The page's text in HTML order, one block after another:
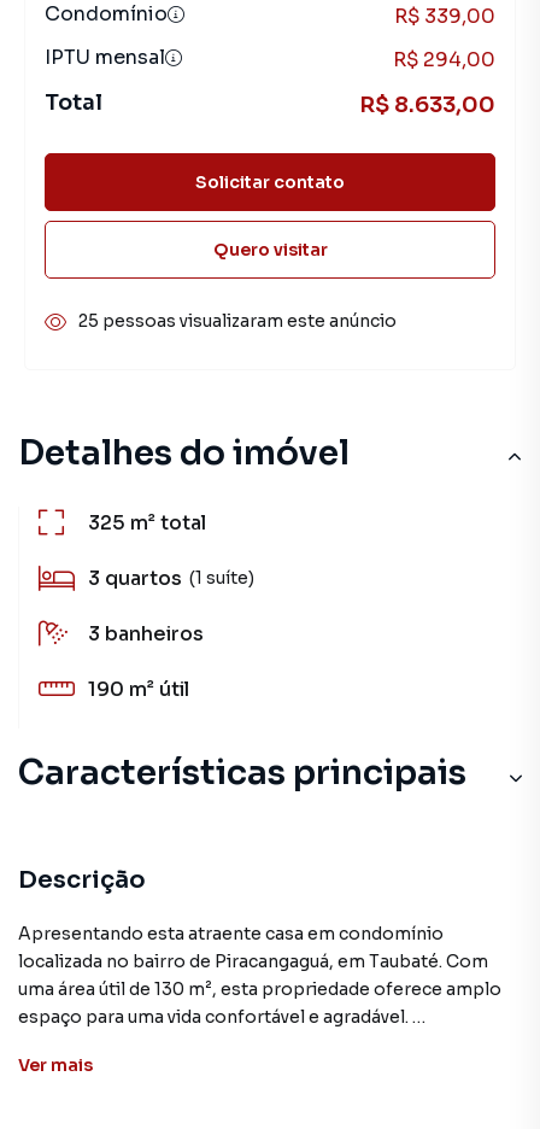
Detalhes do imóvel
325 m²total
3 quartos (1 suíte)
3 banheiros
190 m² útil
Características principais
Piscina
Closet
Ar-Condicionado
Descrição
Apresentando esta atraente casa em condomínio
localizada no bairro de Piracangaguá, em Taubaté. Com
uma área útil de 130 m², esta propriedade oferece amplo
espaço para uma vida confortável e agradável.
A casa conta com 3 quartos, sendo 1 suíte, além de 1 sala,
Ver mais
Condomínio
R$ 339,00
IPTU mensal
R$ 294,00
Total R$ 8.633,00
Solicitar contato
Quero visitar
25 pessoas visualizaram este anúncio